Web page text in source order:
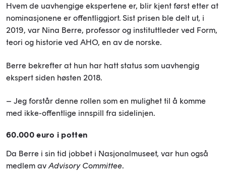
Hvem de uavhengige ekspertene er, blir kjent først etter at
nominasjonene er offentliggjort. Sist prisen ble delt ut, i
2019, var Nina Berre, professor og instituttleder ved Form,
teori og historie ved AHO, en av de norske.
Berre bekrefter at hun har hatt status som uavhengig
ekspert siden høsten 2018.
– Jeg forstår denne rollen som en mulighet til å komme
med ikke-offentlige innspill fra sidelinjen.
60.000 euro i potten
Da Berre i sin tid jobbet i Nasjonalmuseet, var hun også
medlem av Advisory Committee.